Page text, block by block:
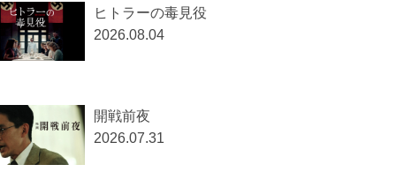
ヒトラーの毒見役
2026.08.04
開戦前夜
2026.07.31